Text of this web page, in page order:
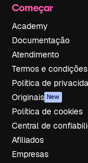
Começar
Academy
Documentação
Atendimento
Termos e condições
Política de
Originais New
Política de cookies
Central de
Afiliados
Empresas